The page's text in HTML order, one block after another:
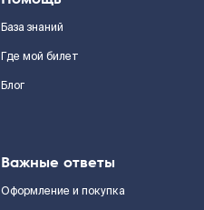
База знаний
Где мой билет
Блог
Важные ответы
Оформление и покупка